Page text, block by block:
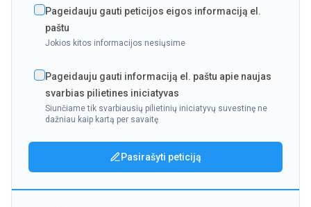
Pageidauju gauti peticijos eigos informaciją el.
paštu
Jokios kitos informacijos nesiųsime
Pageidauju gauti informaciją el. paštu apie naujas
svarbias pilietines iniciatyvas
Siunčiame tik svarbiausių pilietinių iniciatyvų suvestinę ne
dažniau kaip kartą per savaitę
Pasirašyti peticiją